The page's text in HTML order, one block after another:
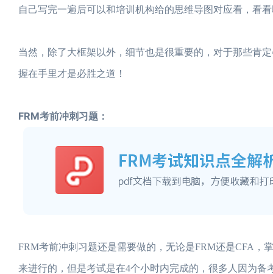
自己写完一遍后可以和培训机构给的思维导图对应看，看
当然，除了大框架以外，细节也是很重要的，对于那些肯
握在手里才是必胜之道！
FRM考前冲刺习题：
FRM考前冲刺习题还是需要做的，无论是FRM还是CFA，
来进行的，但是考试是在4个小时内完成的，很多人因为